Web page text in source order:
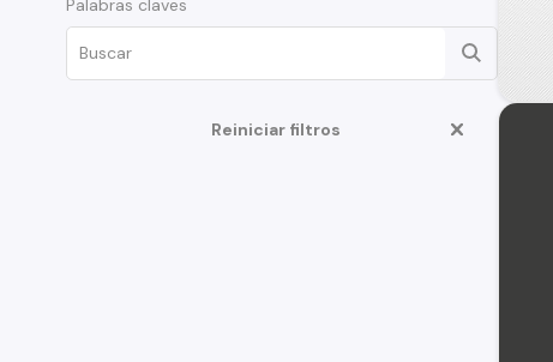
Ciaz
Ertiga
Fronx
Swift SportReiniciar filtros